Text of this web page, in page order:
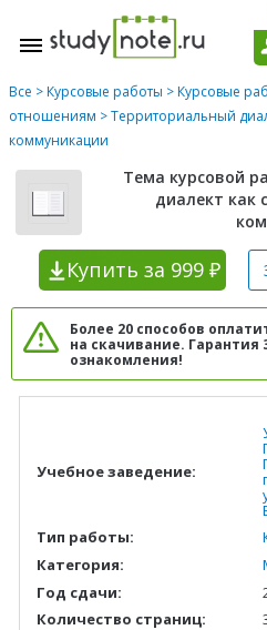
Все >Курсовые работы >Курсовые
отношениям > Территориальный
коммуникации
Тема курсовой
диалект как
Купить за 999 ₽
Более 20 способов
на скачивание.
ознакомления!
Учебное заведение:
Тип работы:
Категория:
Год сдачи:
Количество страниц: